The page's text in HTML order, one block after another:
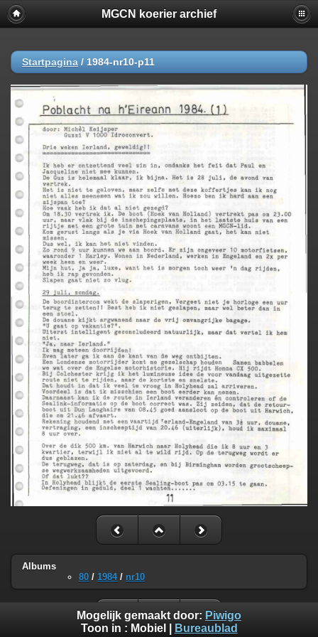
MGCN koerier archief
Startpagina / 1984-nr10-p11
Albums
80 / 1984/ nr10
Mogelijk gemaakt door: Piwigo
Toon in : Mobiel Bureaublad